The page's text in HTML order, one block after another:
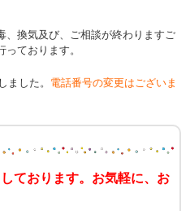
換気及び、ご相談が終わりますご
ております。
ました。 電話番号の変更はございま
ております。お気軽に、お